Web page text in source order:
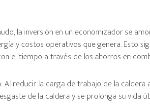
la inversión en un economizador se
y costos operativos que genera. Esto
el tiempo a través de los ahorros en
Al reducir la carga de trabajo de la caldera
de la caldera y se prolonga su vida